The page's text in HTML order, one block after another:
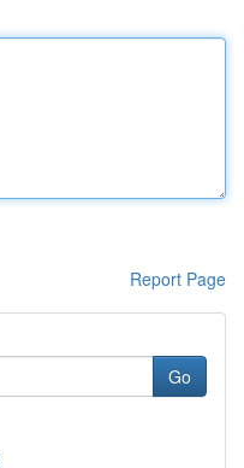
Report Page
Go